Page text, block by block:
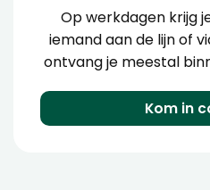
Op werkdagen krijg
iemand aan de lijn of
ontvang je meestal
Kom in